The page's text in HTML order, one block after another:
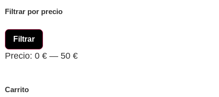
Filtrar por precio
Filtrar
Precio: 0 € — 50 €
Carrito